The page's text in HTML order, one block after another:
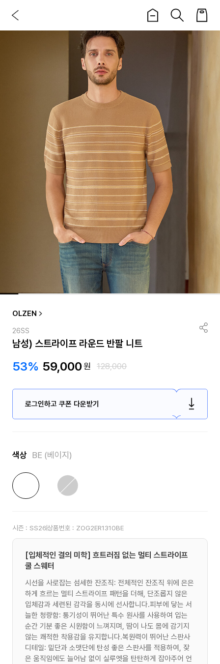
OLZEN
26SS
남성) 스트라이프 라운드 반팔 니트
53% 59,000원 128,000
로그인하고 쿠폰 다운받기
색상 BE (베이지)
시즌 : SS26상품번호 : ZOG2ER1310BE
[입체적인 결의 미학] 흐트러짐 없는 멀티 스트라이프
쿨 스웨터
시선을 사로잡는 섬세한 잔조직: 전체적인 잔조직 위에 은은
하게 흐르는 멀티 스트라이프 패턴을 더해, 단조롭지 않은
입체감과 세련된 감각을 동시에 선사합니다.피부에 닿는 서
늘한 청량함: 통기성이 뛰어난 특수 원사를 사용하여 입는
순간 기분 좋은 시원함이 느껴지며, 땀이 나도 몸에 감기지
않는 쾌적한 착용감을 유지합니다.복원력이 뛰어난 스판사
디테일: 밑단과 소맷단에 탄성 좋은 스판사를 적용하여, 잦
은 움직임에도 늘어남 없이 실루엣을 탄탄하게 잡아주어 언